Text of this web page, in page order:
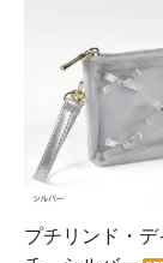
プチリンド・